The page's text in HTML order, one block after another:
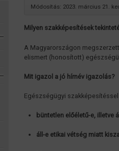
Módosítás: 2023. március 21.
Milyen szakképesítések
A Magyarországon
elismert (honosított)
Mit igazol a jó hírnév igazolás?
Egészségügyi
büntetlen előéletű-e, illetve
áll-e etikai vétség miatt